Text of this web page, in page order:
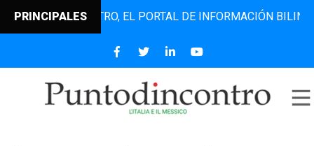
PRINCIPALES EL PORTAL DE INFORMACIÓN BILINGÜE